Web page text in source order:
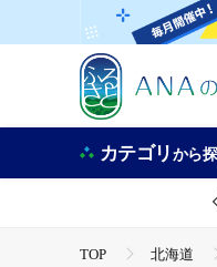
カテゴリから
TOP 北海道